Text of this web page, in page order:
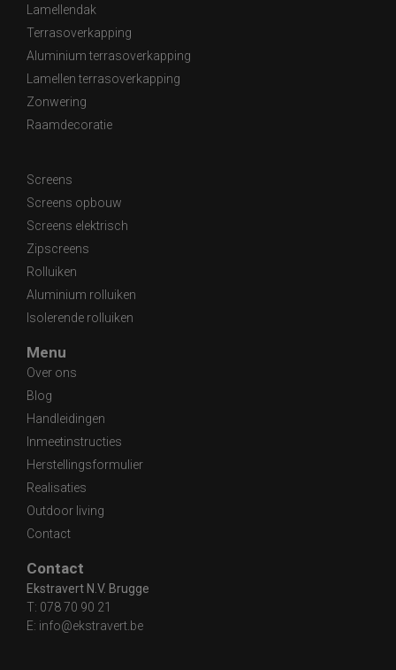
Lamellendak
Terrasoverkapping
Aluminium terrasoverkapping
Lamellen terrasoverkapping
Zonwering
Raamdecoratie
Screens
Screens opbouw
Screens elektrisch
Zipscreens
Rolluiken
Aluminium rolluiken
Isolerende rolluiken
Menu
Over ons
Blog
Handleidingen
Inmeetinstructies
Herstellingsformulier
Realisaties
Outdoor living
Contact
Contact
Ekstravert N.V. Brugge
T: 078 70 90 21
E: info@ekstravert.be